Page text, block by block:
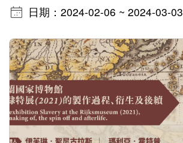
日期：2024-02-06 ~ 2024-03-03